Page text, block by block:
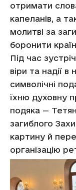
отримати
капеланів, а
молитві за
боронити
Під час
віри та надії
символічні
їхню духовну
подяка —
загиблого
картину й
організацію